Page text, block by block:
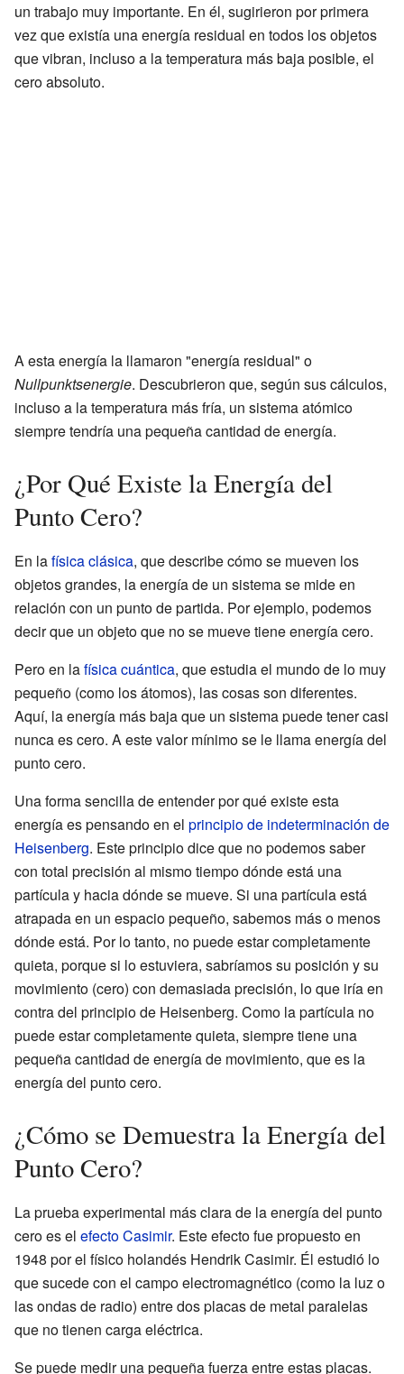
un trabajo muy importante. En él, sugirieron por primera
vez que existía una energía residual en todos los objetos
que vibran, incluso a la temperatura más baja posible, el
cero absoluto.
A esta energía la llamaron "energía residual" o
Nullpunktsenergie. Descubrieron que, según sus cálculos,
incluso a la temperatura más fría, un sistema atómico
siempre tendría una pequeña cantidad de energía.
¿Por Qué Existe la Energía del
Punto Cero?
En lafísica clásica, que describe cómo se mueven los
objetos grandes, la energía de un sistema se mide en
relación con un punto de partida. Por ejemplo, podemos
decir que un objeto que no se mueve tiene energía cero.
Pero en lafísica cuántica, que estudia el mundo de lo muy
pequeño (como los átomos), las cosas son diferentes.
Aquí, la energía más baja que un sistema puede tener casi
nunca es cero. A este valor mínimo se le llama energía del
punto cero.
Una forma sencilla de entender por qué existe esta
energía es pensando en el principio de indeterminación de
Heisenberg. Este principio dice que no podemos saber
con total precisión al mismo tiempo dónde está una
partícula y hacia dónde se mueve. Si una partícula está
atrapada en un espacio pequeño, sabemos más o menos
dónde está. Por lo tanto, no puede estar completamente
quieta, porque si lo estuviera, sabríamos su posición y su
movimiento (cero) con demasiada precisión, lo que iría en
contra del principio de Heisenberg. Como la partícula no
puede estar completamente quieta, siempre tiene una
pequeña cantidad de energía de movimiento, que es la
energía del punto cero.
¿Cómo se Demuestra la Energía del
Punto Cero?
La prueba experimental más clara de la energía del punto
cero es el efecto Casimir. Este efecto fue propuesto en
1948 por el físico holandés Hendrik Casimir. Él estudió lo
que sucede con el campo electromagnético (como la luz o
las ondas de radio) entre dos placas de metal paralelas
que no tienen carga eléctrica.
Se puede medir una pequeña fuerza entre estas placas.